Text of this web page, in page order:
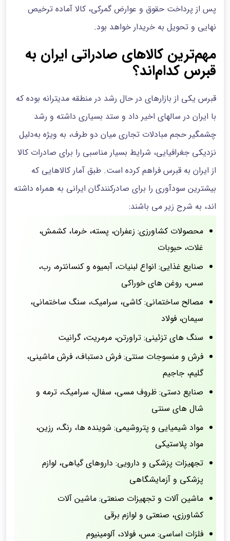
پس از پرداخت حقوق و عوارض گمرکی، کالا آماده ترخیص
نهایی و تحویل به خریدار خواهد بود.
مهم‌ترین کالاهای صادراتی ایران به
قبرس کدام‌اند؟
قبرس یکی از بازارهای در حال رشد در منطقه مدیترانه بوده که
با ایران در سالهای اخیر داد و ستد بسیاری داشته و رشد
چشمگیر حجم مبادلات تجاری میان دو طرف، به ویژه به‌دلیل
نزدیکی جغرافیایی، شرایط بسیار مناسبی را برای صادرات کالا
از ایران به قبرس فراهم کرده است. طبق آمار کالاهایی که
بیشترین سودآوری را برای صادرکنندگان ایرانی به همراه داشته
اند، به شرح زیر می باشند:
محصولات کشاورزی: زعفران، پسته، خرما، کشمش،
غلات، حبوبات
صنایع غذایی: انواع لبنیات، آبمیوه و کنسانتره، رب،
سس، روغن های خوراکی
مصالح ساختمانی: کاشی، سرامیک، سنگ ساختمانی،
سیمان، فولاد
سنگ های تزئینی: تراورتن، مرمریت، گرانیت
فرش و منسوجات سنتی: فرش دستباف، فرش ماشینی،
گلیم، جاجیم
صنایع دستی: ظروف مسی، سفال، سرامیک، ترمه و
شال های سنتی
مواد شیمیایی و پتروشیمی: شوینده ها، رنگ، رزین،
مواد پلاستیکی
تجهیزات پزشکی و دارویی: داروهای گیاهی، لوازم
پزشکی و آزمایشگاهی
ماشین آلات و تجهیزات صنعتی: ماشین آلات
کشاورزی، صنعتی و لوازم برقی
فلزات اساسی: مس، فولاد، آلومینیوم